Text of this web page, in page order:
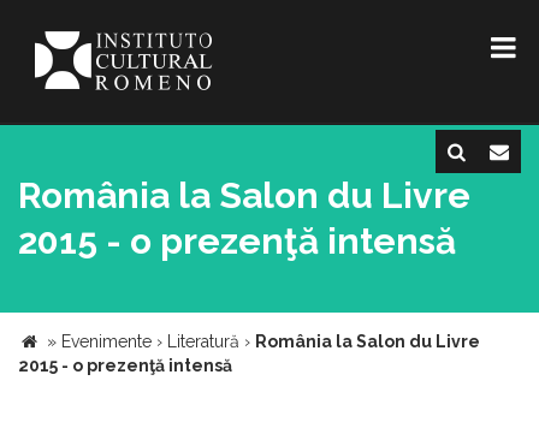
România la Salon du Livre
2015 - o prezenţă intensă
» Evenimente › Literatură › România la Salon du Livre
2015 - o prezenţă intensă